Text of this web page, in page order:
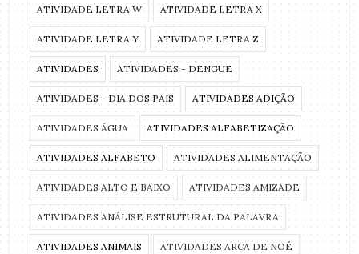
ATIVIDADE LETRA W ATIVIDADE LETRA X
ATIVIDADE LETRA Y ATIVIDADE LETRA Z
ATIVIDADES ATIVIDADES - DENGUE
ATIVIDADES - DIA DOS PAIS ATIVIDADES ADIÇÃO
ATIVIDADES ÁGUA ATIVIDADES ALFABETIZAÇÃO
ATIVIDADES ALFABETO ATIVIDADES ALIMENTAÇÃO
ATIVIDADES ALTO E BAIXO ATIVIDADES AMIZADE
ATIVIDADES ANÁLISE ESTRUTURAL DA PALAVRA
ATIVIDADES ANIMAIS ATIVIDADES ARCA DE NOÉ